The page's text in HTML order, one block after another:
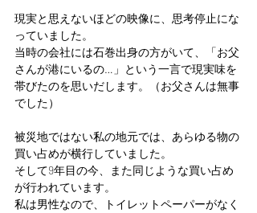
現実と思えないほどの映像に、思考停止にな
っていました。
当時の会社には石巻出身の方がいて、「お父
さんが港にいるの…」という一言で現実味を
帯びたのを思いだします。（お父さんは無事
でした）
被災地ではない私の地元では、あらゆる物の
買い占めが横行していました。
そして9年目の今、また同じような買い占め
が行われています。
私は男性なので、トイレットペーパーがなく